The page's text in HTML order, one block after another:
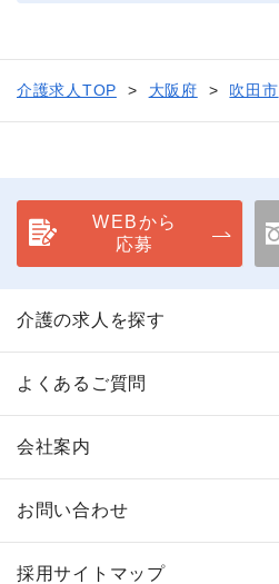
介護求人TOP 大阪府 吹田市
WEBから
応募
介護の求人を探す
よくあるご質問
会社案内
お問い合わせ
採用サイトマップ